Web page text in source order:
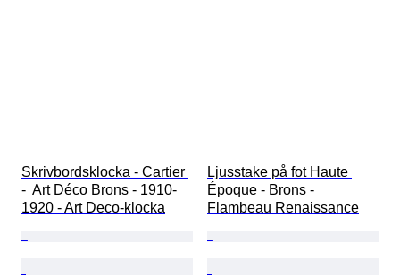
Skrivbordsklocka - Cartier
-  Art Déco Brons - 1910-
1920 - Art Deco-klocka
Ljusstake på fot Haute
Époque - Brons -
Flambeau Renaissance